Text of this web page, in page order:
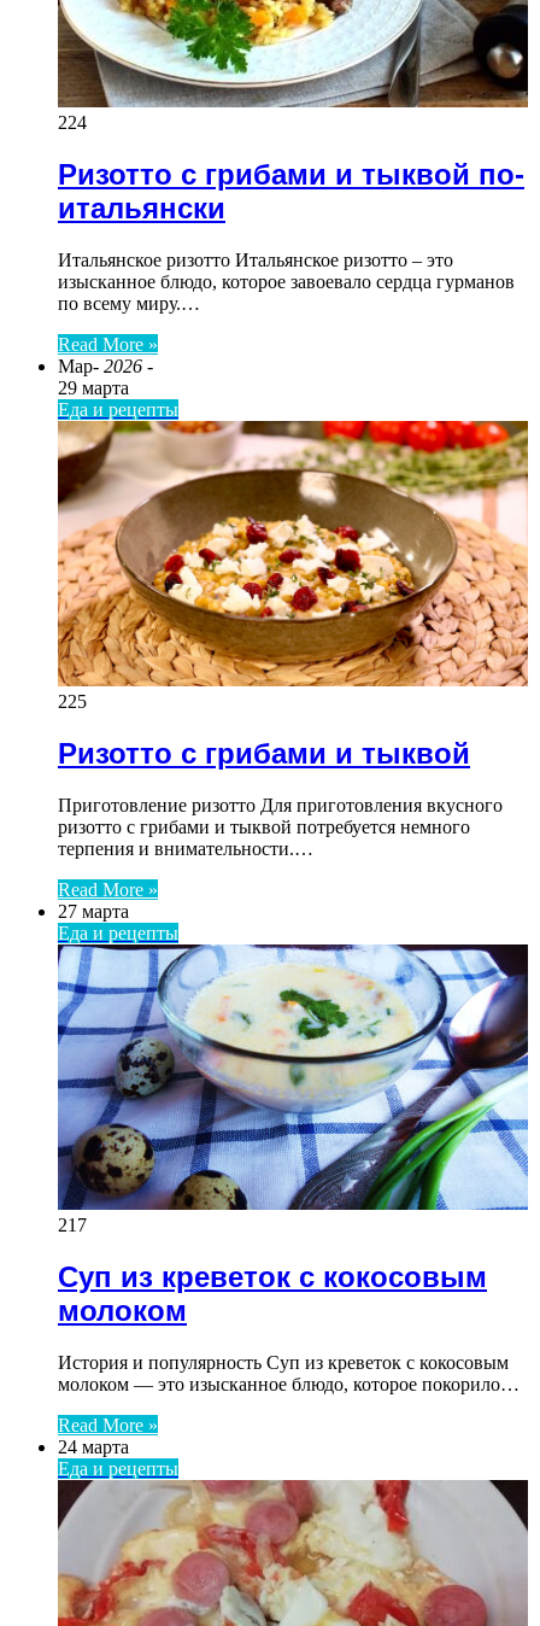
224
Ризотто с грибами и тыквой по-
итальянски
Итальянское ризотто Итальянское ризотто – это
изысканное блюдо, которое завоевало сердца гурманов
по всему миру.…
Read More »
Мар- 2026 -
29 марта
Еда и рецепты
225
Ризотто с грибами и тыквой
Приготовление ризотто Для приготовления вкусного
ризотто с грибами и тыквой потребуется немного
терпения и внимательности.…
Read More »
27 марта
Еда и рецепты
217
Суп из креветок с кокосовым
молоком
История и популярность Суп из креветок с кокосовым
молоком — это изысканное блюдо, которое покорило…
Read More »
24 марта
Еда и рецепты